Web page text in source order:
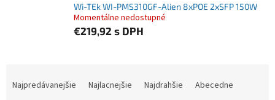
Wi-TEk WI-PMS310GF-Alien 8xPOE 2xSFP 150W
Momentálne nedostupné
€219,92 s DPH
Najpredávanejšie Najlacnejšie Najdrahšie Abecedne